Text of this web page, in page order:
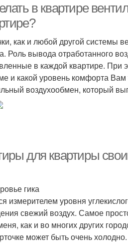
в квартире
как и любой другой
Роль вывода отработанного
в каждой квартире.
и какой уровень комфорта Вам
воздухообмен, который
для квартиры
гика
измерителем уровня
свежий воздух. Самое
как и во многих других
может быть очень холодно.